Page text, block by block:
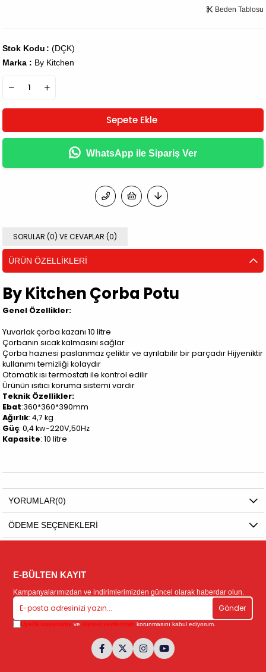
İndirim
Beden Tablosu
(DÇK)
Stok Kodu
Marka : By Kitchen
WhatsApp ile Sipariş Ver
SORULAR (0) VE CEVAPLAR (0)
ÜRÜN ÖZELLIKLERI
By Kitchen Çorba Potu
Genel Özellikler:
Yuvarlak çorba kazanı 10 litre
Çorbanın sıcak kalmasını sağlar
Çorba haznesi paslanmaz çeliktir ve ayrılabilir bir parçadır Hijyeniktir
kullanımı temizliği kolaydır
Otomatik ısı termostatı ile kontrol edilir
Ürünün ısıtıcı koruma sistemi vardır
Teknik Özellikler:
Ebat:360*360*390mm
Ağırlık: 4,7 kg
Güç: 0,4 kw-220V,50Hz
Kapasite: 10 litre
YORUMLAR(0)
ÖDEME SEÇENEKLERI
E-BÜLTEN KAYIT
Kampanyalarımızdan ve indirimlerimizden güncel olarak haberdar olun.
Gönder
Üyelik koşullarını ve kişisel verilerimin korunmasını kabul ediyorum.